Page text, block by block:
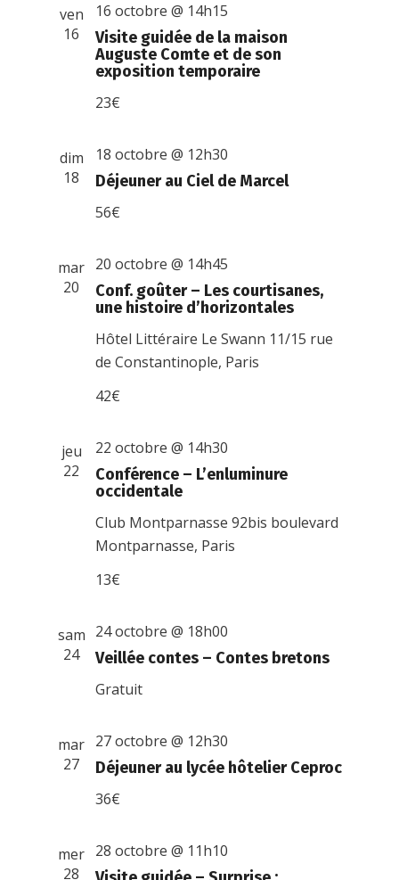
ven
16
Visite guidée de la maison
Auguste Comte et de son
exposition temporaire
16 octobre @ 14h15
23€
dim
18
Déjeuner au Ciel de Marcel
18 octobre @ 12h30
56€
mar
20
Conf. goûter – Les courtisanes,
une histoire d’horizontales
20 octobre @ 14h45
Hôtel Littéraire Le Swann 11/15 rue
de Constantinople, Paris
42€
jeu
22
Conférence – L’enluminure
occidentale
22 octobre @ 14h30
Club Montparnasse92bis boulevard
Montparnasse, Paris
13€
sam
24
Veillée contes – Contes bretons
24 octobre @ 18h00
Gratuit
mar
27
Déjeuner au lycée hôtelier Ceproc
27 octobre @ 12h30
36€
mer
28
28 octobre @ 11h10